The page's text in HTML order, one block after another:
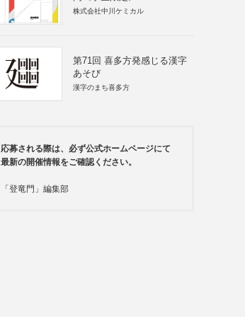
株式会社中川ケミカル
第71回 喜多方発感じる漢字
あそび
漢字のまち喜多方
応募される際は、必ず公式ホームページにて
最新の開催情報をご確認ください。
「登竜門」編集部